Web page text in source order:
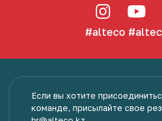
#alteco
Если вы хотите
команде, присылайте свое